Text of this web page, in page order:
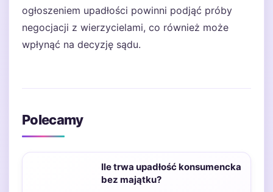
ogłoszeniem upadłości powinni podjąć próby
negocjacji z wierzycielami, co również może
wpłynąć na decyzję sądu.
Polecamy
Ile trwa upadłość konsumencka
bez majątku?